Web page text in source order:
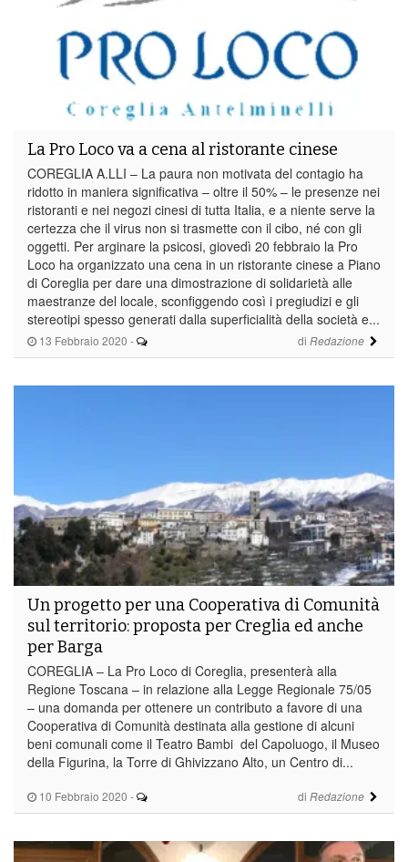
13 Febbraio 2020 - di Redazione
La Pro Loco va a cena al ristorante cinese
COREGLIA A.LLI – La paura non motivata del contagio ha
ridotto in maniera significativa – oltre il 50% – le presenze nei
ristoranti e nei negozi cinesi di tutta Italia, e a niente serve la
certezza che il virus non si trasmette con il cibo, né con gli
oggetti. Per arginare la psicosi, giovedì 20 febbraio la Pro
Loco ha organizzato una cena in un ristorante cinese a Piano
di Coreglia per dare una dimostrazione di solidarietà alle
maestranze del locale, sconfiggendo così i pregiudizi e gli
stereotipi spesso generati dalla superficialità della società e...
10 Febbraio 2020 - di Redazione
Un progetto per una Cooperativa di Comunità
sul territorio: proposta per Creglia ed anche
per Barga
COREGLIA – La Pro Loco di Coreglia, presenterà alla
Regione Toscana – in relazione alla Legge Regionale 75/05
– una domanda per ottenere un contributo a favore di una
Cooperativa di Comunità destinata alla gestione di alcuni
beni comunali come il Teatro Bambi del Capoluogo, il Museo
della Figurina, la Torre di Ghivizzano Alto, un Centro di...